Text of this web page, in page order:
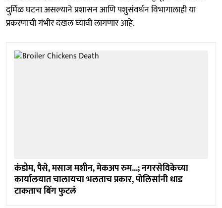
दुर्मिळ घटना असल्याने प्रशासन आणि पशुसंवर्धन विभागालाही या
प्रकरणाची गंभीर दखल घ्यावी लागणार आहे.
कंडोम, पैसे, मसाज मशीन, मेकअप रुम...; नगरसेविकेच्या
कार्यालयात चालायचा भलताच प्रकार, पोलिसांनी धाड
टाकताच बिंग फुटलं